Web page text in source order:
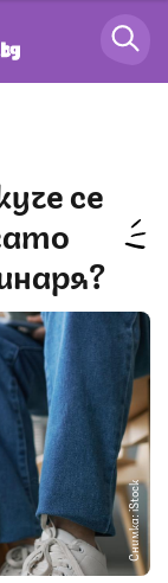
Снимка: iStock